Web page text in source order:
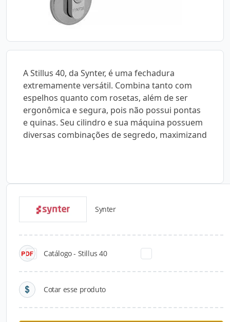
A Stillus 40, da Synter, é uma fechadura
extremamente versátil. Combina tanto com
espelhos quanto com rosetas, além de ser
ergonômica e segura, pois não possui pontas
e quinas. Seu cilindro e sua máquina possuem
diversas combinações de segredo, maximizand
Synter
Catálogo - Stillus 40
Cotar esse produto
Catálogos para Download